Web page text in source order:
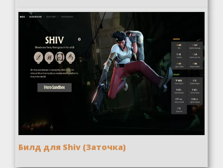
Билд для Shiv (Заточка)